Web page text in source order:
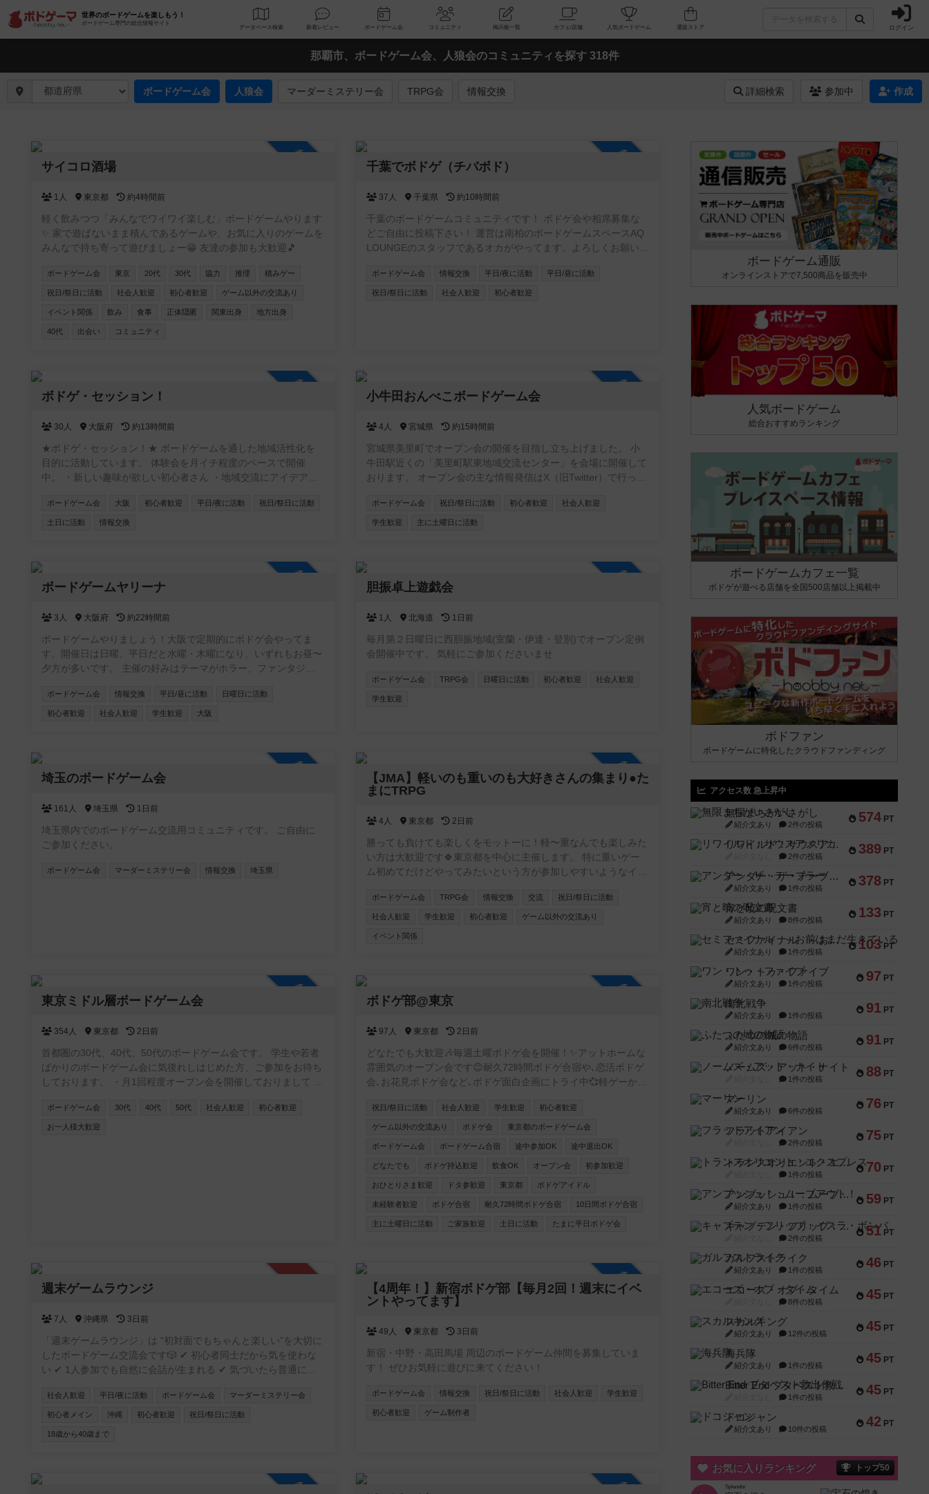
世界のボードゲームを楽しもう！
ボードゲーム専門の総合情報サイト
データベース 検索 新着レビュー ボードゲーム会 コミュニティ 掲示板一覧 カフェ/店舗 人気ボードゲーム ログイン
那覇市、ボードゲーム会、人狼会のコミュニティを探す 318件
ボードゲーム会 人狼会 マーダーミステリー会 TRPG会 情報交換 詳細検索 参加中 作成
サイコロ酒場
1人 東京都 約4時間前
軽く飲みつつ「みんなでワイワイ楽しむ」ボードゲームやります
✨ 家で遊ばないまま積んであるゲームや、お気に入りのゲームを
みんなで持ち寄って遊びましょー😁 友達の参加も大歓迎🎵
ボードゲーム会 東京 20代 30代 協力 推理 積みゲー
祝日/祭日に活動 社会人歓迎 初心者歓迎 ゲーム以外の交流あり
イベント関係 飲み 食事 正体隠匿 関東出身 地方出身
40代 出会い コミュニティ
千葉でボドゲ（チバボド）
37人 千葉県 約10時間前
千葉のボードゲームコミュニティです！ ボドゲ会や相席募集な
どご自由に投稿下さい！ 運営は南柏のボードゲームスペースAQ
LOUNGEのスタッフであるオカがやってます。よろしくお願いし
ボードゲーム会 情報交換 平日/夜に活動 平日/昼に活動
祝日/祭日に活動 社会人歓迎 初心者歓迎
ボドゲ・セッション！
30人 大阪府 約13時間前
★ボドゲ・セッション！★ ボードゲームを通した地域活性化を
目的に活動しています。 体験会を月イチ程度のペースで開催
中。 ・新しい趣味が欲しい初心者さん ・地域交流にアイデアが
ストプレイヤーが欲しいクリエーターさん お気軽にご参加くだ
さい！ https://www.instagram.com/boardgamesession/
ボードゲーム会 大阪 初心者歓迎 平日/夜に活動 祝日/祭日に活動
土日に活動 情報交換
小牛田おんべこボードゲーム会
4人 宮城県 約15時間前
宮城県美里町でオープン会の開催を目指し立ち上げました。 小
牛田駅近くの「美里町駅東地域交流センター」を会場に開催して
おります。 オープン会の主な情報発信はX（旧Twitter）で行って
https://x.com/kogotaonbeko?s=21
ボードゲーム会 祝日/祭日に活動 初心者歓迎 社会人歓迎
学生歓迎 主に土曜日に活動
ボードゲームヤリーナ
3人 大阪府 約22時間前
ボードゲームやりましょう！大阪で定期的にボドゲ会やってま
す。開催日は日曜、平日だと水曜・木曜になり、いずれもお昼〜
夕方が多いです。 主催の好みはテーマがホラー、ファンタジ
ャー作品よりは同人ゲームやマイナーなのが好き。 ちなみにボ
ードゲームアリーナとは関係ありません😆
ボードゲーム会 情報交換 平日/昼に活動 日曜日に活動
初心者歓迎 社会人歓迎 学生歓迎 大阪
胆振卓上遊戯会
1人 北海道 1日前
毎月第２日曜日に西胆振地域(室蘭・伊達・登別)でオープン定例
会開催中です。 気軽にご参加くださいませ
ボードゲーム会 TRPG会 日曜日に活動 初心者歓迎 社会人歓迎
学生歓迎
埼玉のボードゲーム会
161人 埼玉県 1日前
埼玉県内でのボードゲーム交流用コミュニティです。 ご自由に
ご参加ください。
ボードゲーム会 マーダーミステリー会 情報交換 埼玉県
参加自由
【JMA】軽いのも重いのも大好きさんの集まり●た
まにTRPG
4人 東京都 2日前
勝っても負けても楽しくをモットーに！軽〜重なんでも楽しみた
い方は大歓迎です🍀東京都を中心に主催します。 特に重いゲー
ム初めてだけどやってみたいという方が参加しやすいようなイベ
が、毎月新しいボドゲ開拓しているのでリクエストやおすすめも
受け付けます✨
ボードゲーム会 TRPG会 情報交換 交流 祝日/祭日に活動
社会人歓迎 学生歓迎 初心者歓迎 ゲーム以外の交流あり
イベント関係
東京ミドル層ボードゲーム会
354人 東京都 2日前
首都圏の30代、40代、50代のボードゲーム会です。 学生や若者
ばかりのボードゲーム会に気後れしはじめた方、ご参加をお待ち
しております。 ・月1回程度オープン会を開催しておりまして
にせず遊べるよう、参加費500円、8時間以上を目処としており
ます。 ・参加費以外の名目で追加費用は頂きません。 ・主に区
ボードゲーム会 30代 40代 50代 社会人歓迎 初心者歓迎
お一人様大歓迎
ボドゲ部@東京
97人 東京都 2日前
どなたでも大歓迎🎶毎週土曜ボドゲ会を開催！✨アットホームな
雰囲気のオープン会です😊耐久72時間ボドゲ合宿や､恋活ボドゲ
会､お花見ボドゲ会など､ボドゲ面白企画にトライ中💞軽ゲーから
も開催✨おひとりさまで初参加からの､リピート率高め❗️ぜひ一度､
気軽に足を運んでいただけたら嬉しいです☺️🐾
祝日/祭日に活動 社会人歓迎 学生歓迎 初心者歓迎
ゲーム以外の交流あり ボドゲ会 東京都のボードゲーム会
ボードゲーム会 ボードゲーム合宿 途中参加OK 途中退出OK
どなたでも ボドゲ持込歓迎 飲食OK オープン会 初参加歓迎
おひとりさま歓迎 ドタ参歓迎 東京都 ボドゲアイドル
未経験者歓迎 ボドゲ合宿 耐久72時間ボドゲ合宿 10日間ボドゲ合宿
主に土曜日に活動 ご家族歓迎 土日に活動 たまに平日ボドゲ会
週末ゲームラウンジ
7人 沖縄県 3日前
「週末ゲームラウンジ」は “初対面でもちゃんと楽しい”を大切に
したボードゲーム交流会です🎲 ✔ 初心者同士だから気を使わな
い ✔ 1人参加でも自然に会話が生まれる ✔ 気づいたら普通に笑
20〜30代中心で、特に“新しい友達がほしい社会人”にぴったり。
「ボドゲやったことないけど大丈夫？」 → むしろそういう人の
ニティ内の掲示板もしくは公式LINEからお願いいたします😸
社会人歓迎 平日/夜に活動 ボードゲーム会 マーダーミステリー会
初心者メイン 沖縄 初心者歓迎 祝日/祭日に活動
18歳から40歳まで
参加自由
【4周年！】新宿ボドゲ部【毎月2回！週末にイベ
ントやってます】
49人 東京都 3日前
新宿・中野・高田馬場 周辺のボードゲーム仲間を募集していま
す！ ぜひお気軽に遊びに来てください！
ボードゲーム会 情報交換 祝日/祭日に活動 社会人歓迎 学生歓迎
初心者歓迎 ゲーム制作者
ボードゲーム通販
オンラインストアで7,500商品を販売中
人気ボードゲーム
総合おすすめランキング
ボードゲームカフェ一覧
ボドゲが遊べる店舗を全国500店舗以上掲載中
ボドファン
ボードゲームに特化したクラウドファンディング
アクセス数 急上昇中
574 PT
無限まちがいさがし
紹介文あり 2件の投稿
389 PT
リワイルド：サウスアメリカ
2件の投稿
378 PT
アンダー・ザ・テーブラー
紹介文あり 1件の投稿
133 PT
宵と暁の呪文書
紹介文あり 8件の投稿
103 PT
セミファイナル ～お前はまだ生きている～
紹介文あり 1件の投稿
97 PT
ワン・トゥ・ファイブ
紹介文あり 1件の投稿
91 PT
南北戦争
紹介文あり 1件の投稿
91 PT
ふたつの城の物語
紹介文あり 6件の投稿
88 PT
ノームズ・アット・ナイト
1件の投稿
76 PT
マーリン
紹介文あり 6件の投稿
75 PT
フラットアイアン
2件の投稿
70 PT
トランスオリエント・エクスプレス
1件の投稿
59 PT
アンブッシュ！：ムーブアウト！
紹介文あり 1件の投稿
51 PT
キャプテン・フリップ：イスラ・ボンバ
2件の投稿
46 PT
ガルフストライク
紹介文あり 1件の投稿
45 PT
エコーズ・オブ・タイム
8件の投稿
45 PT
スカルキング
紹介文あり 12件の投稿
45 PT
海兵隊
紹介文あり 1件の投稿
45 PT
Bitter End ブタペスト救出作戦
1件の投稿
42 PT
ドコジャン
紹介文あり 10件の投稿
お気に入りランキング トップ50
Splendor